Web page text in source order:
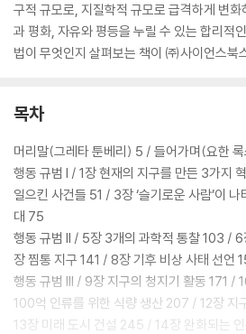
구적 규모로, 지질학적 규모로 급격하게 변
과 평화, 자유와 평등을 누릴 수 있는 합리적
법이 무엇인지 살펴보는 책이 ㈜사이언스북
목차
머리말(그레타 툰베리) 5 / 들어가며(요한
행동 규범 I / 1장 현재의 지구를 만든 3가지
일으킨 사건들 51 / 3장 ‘슬기로운 사람’이
대 75
행동 규범 II / 5장 3개의 과학적 통찰 103 /
장 찜통 지구 141 / 8장 기후 비상 사태 선언
행동 규범 III / 9장 지구의 청지기 활동 171 /
100억 인류를 위한 식량 생산 207 / 12장 지
13장 미래 도시 건설 245 / 14장 완화되는